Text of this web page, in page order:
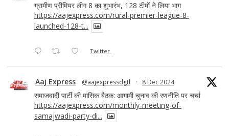
ग्रामीण प्रीमियर लीग 8 का शुभारंभ, 128 टीमों ने लिया भाग
https://aajexpress.com/rural-premier-league-8-
launched-128-t...
Twitter
Aaj Express @aajexpressdgtl · 8 Dec 2024
समाजवादी पार्टी की मासिक बैठक: आगामी चुनाव की रणनीति पर चर्चा
https://aajexpress.com/monthly-meeting-of-
samajwadi-party-di...